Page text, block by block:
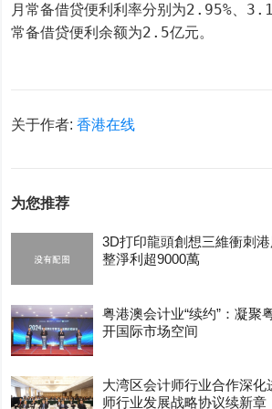
月常备借贷便利利率分别为2.95%、
常备借贷便利余额为2.5亿元。
关于作者:香港在线
为您推荐
3D打印龍頭創想三維衝刺
整淨利超9000萬
粤港澳会计业“续约”：凝聚
开国际市场空间
大湾区会计师行业合作深
师行业发展战略协议续新章